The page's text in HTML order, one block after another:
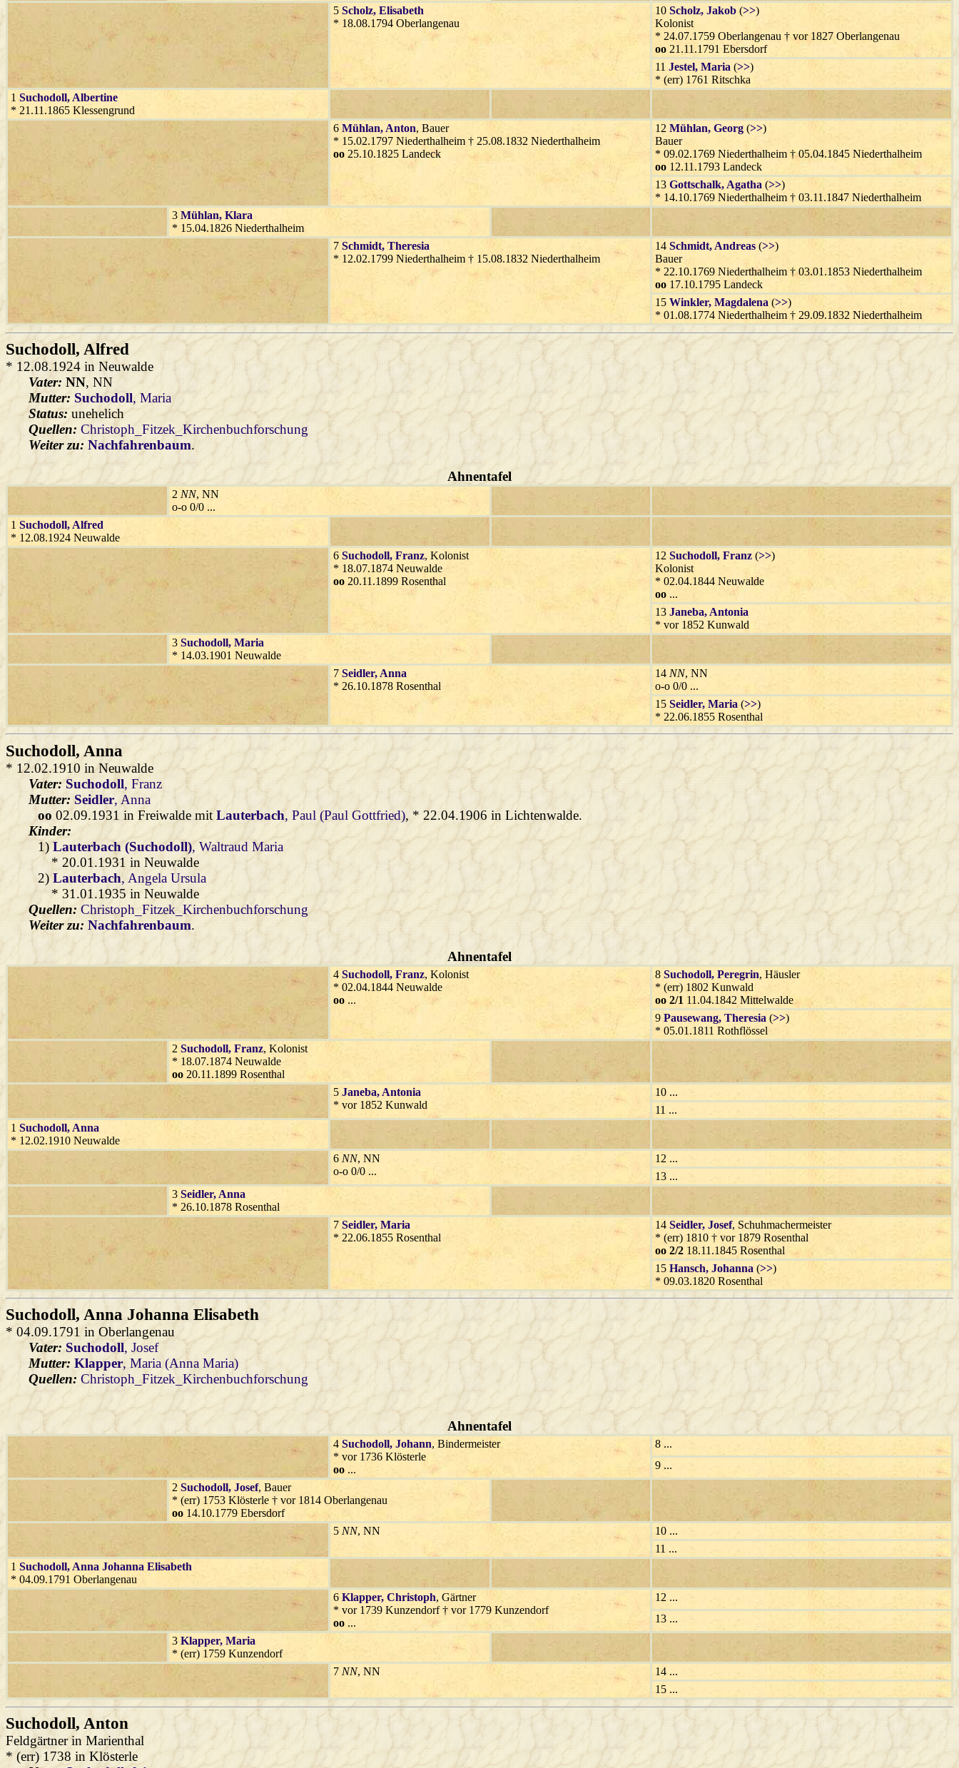
5 Scholz, Elisabeth
* 18.08.1794 Oberlangenau
10 Scholz, Jakob (>>)
Kolonist
* 24.07.1759 Oberlangenau † vor 1827 Oberlangenau
oo 21.11.1791 Ebersdorf
11 Jestel, Maria (>>)
* (err) 1761 Ritschka
1 Suchodoll, Albertine
* 21.11.1865 Klessengrund
6 Mühlan, Anton, Bauer
* 15.02.1797 Niederthalheim † 25.08.1832 Niederthalheim
oo 25.10.1825 Landeck
12 Mühlan, Georg (>>)
Bauer
* 09.02.1769 Niederthalheim † 05.04.1845 Niederthalheim
oo 12.11.1793 Landeck
13 Gottschalk, Agatha (>>)
* 14.10.1769 Niederthalheim † 03.11.1847 Niederthalheim
3 Mühlan, Klara
* 15.04.1826 Niederthalheim
7 Schmidt, Theresia
* 12.02.1799 Niederthalheim † 15.08.1832 Niederthalheim
14 Schmidt, Andreas (>>)
Bauer
* 22.10.1769 Niederthalheim † 03.01.1853 Niederthalheim
oo 17.10.1795 Landeck
15 Winkler, Magdalena (>>)
* 01.08.1774 Niederthalheim † 29.09.1832 Niederthalheim
Suchodoll, Alfred
* 12.08.1924 in Neuwalde
Vater: NN, NN
Mutter: Suchodoll, Maria
Status: unehelich
Quellen: Christoph_Fitzek_Kirchenbuchforschung
Weiter zu: Nachfahrenbaum.
Ahnentafel
2 NN, NN
o-o 0/0 ...
1 Suchodoll, Alfred
* 12.08.1924 Neuwalde
6 Suchodoll, Franz, Kolonist
* 18.07.1874 Neuwalde
oo 20.11.1899 Rosenthal
12 Suchodoll, Franz (>>)
Kolonist
* 02.04.1844 Neuwalde
oo ...
13 Janeba, Antonia
* vor 1852 Kunwald
3 Suchodoll, Maria
* 14.03.1901 Neuwalde
7 Seidler, Anna
* 26.10.1878 Rosenthal
14 NN, NN
o-o 0/0 ...
15 Seidler, Maria (>>)
* 22.06.1855 Rosenthal
Suchodoll, Anna
* 12.02.1910 in Neuwalde
Vater: Suchodoll, Franz
Mutter: Seidler, Anna
oo 02.09.1931 in Freiwalde mitLauterbach, Paul (Paul Gottfried), * 22.04.1906 in Lichtenwalde.
Kinder:
1)Lauterbach (Suchodoll), Waltraud Maria
* 20.01.1931 in Neuwalde
2)Lauterbach, Angela Ursula
* 31.01.1935 in Neuwalde
Quellen: Christoph_Fitzek_Kirchenbuchforschung
Weiter zu: Nachfahrenbaum.
Ahnentafel
4 Suchodoll, Franz, Kolonist
* 02.04.1844 Neuwalde
oo ...
8 Suchodoll, Peregrin, Häusler
* (err) 1802 Kunwald
oo 2/1 11.04.1842 Mittelwalde
9 Pausewang, Theresia (>>)
* 05.01.1811 Rothflössel
2 Suchodoll, Franz, Kolonist
* 18.07.1874 Neuwalde
oo 20.11.1899 Rosenthal
5 Janeba, Antonia
* vor 1852 Kunwald
10 ...
11 ...
1 Suchodoll, Anna
* 12.02.1910 Neuwalde
6 NN, NN
o-o 0/0 ...
12 ...
13 ...
3 Seidler, Anna
* 26.10.1878 Rosenthal
7 Seidler, Maria
* 22.06.1855 Rosenthal
14 Seidler, Josef, Schuhmachermeister
* (err) 1810 † vor 1879 Rosenthal
oo 2/2 18.11.1845 Rosenthal
15 Hansch, Johanna (>>)
* 09.03.1820 Rosenthal
Suchodoll, Anna Johanna Elisabeth
* 04.09.1791 in Oberlangenau
Vater:Suchodoll, Josef
Mutter: Klapper, Maria (Anna Maria)
Quellen: Christoph_Fitzek_Kirchenbuchforschung
Ahnentafel
4 Suchodoll, Johann, Bindermeister
* vor 1736 Klösterle
oo ...
8 ...
9 ...
2 Suchodoll, Josef, Bauer
* (err) 1753 Klösterle † vor 1814 Oberlangenau
oo 14.10.1779 Ebersdorf
5 NN, NN
10 ...
11 ...
1 Suchodoll, Anna Johanna Elisabeth
* 04.09.1791 Oberlangenau
6 Klapper, Christoph, Gärtner
* vor 1739 Kunzendorf † vor 1779 Kunzendorf
oo ...
12 ...
13 ...
3 Klapper, Maria
* (err) 1759 Kunzendorf
7 NN, NN
14 ...
15 ...
Suchodoll, Anton
Feldgärtner in Marienthal
* (err) 1738 in Klösterle